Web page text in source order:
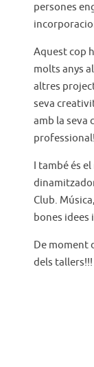
persones
Aquest cop
molts anys al
altres
seva
amb la seva
professional!
I també és
Club.
bones idees
De moment
dels tallers!!!